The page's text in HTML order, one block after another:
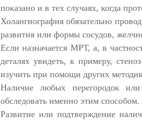
показано и в тех случаях, когда
Холангиография обязательно
развития или формы сосудов,
Если назначается МРТ, а, в
деталях увидеть, к примеру,
изучить при помощи других
Наличие любых перегородок
обследовать именно этим способом.
Развитие или подтверждение